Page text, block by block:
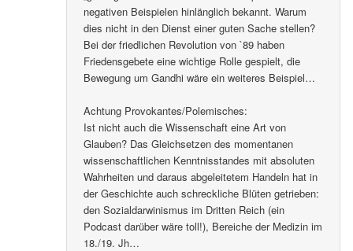
negativen Beispielen hinlänglich bekannt. Warum
dies nicht in den Dienst einer guten Sache stellen?
Bei der friedlichen Revolution von `89 haben
Friedensgebete eine wichtige Rolle gespielt, die
Bewegung um Gandhi wäre ein weiteres Beispiel…
Achtung Provokantes/Polemisches:
Ist nicht auch die Wissenschaft eine Art von
Glauben? Das Gleichsetzen des momentanen
wissenschaftlichen Kenntnisstandes mit absoluten
Wahrheiten und daraus abgeleitetem Handeln hat in
der Geschichte auch schreckliche Blüten getrieben:
den Sozialdarwinismus im Dritten Reich (ein
Podcast darüber wäre toll!), Bereiche der Medizin im
18./19. Jh…